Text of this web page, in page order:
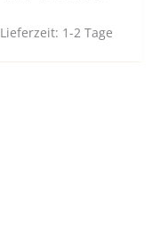
Lieferzeit: 1-2 Tage